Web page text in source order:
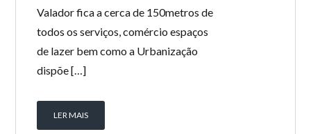
Valador fica a cerca de 150metros de
todos os serviços, comércio espaços
de lazer bem como a Urbanização
dispõe […]
LER MAIS